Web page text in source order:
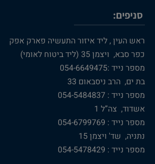
סניפים:
ראש העין , ליד איזור התעשיה פארק אפק
כפר סבא, ויצמן 35 (ליד ביטוח לאומי)
מספר נייד :054-6649475
בת ים, הרב ניסבאום 33
מספר נייד : 054-5484837
אשדוד, צה”ל 1
מספר נייד : 054-6799769
נתניה, שד' ויצמן 15
מספר נייד : 054-5478429